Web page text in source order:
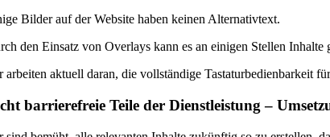
Bilder auf der Website haben keinen Alternativtext.
den Einsatz von Overlays kann es an einigen Stellen
arbeiten aktuell daran, die vollständige Tastaturbedienbarkeit
barrierefreie Teile der Dienstleistung –